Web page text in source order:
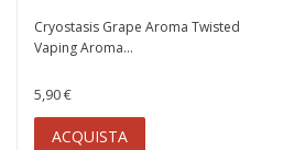
Cryostasis Grape Aroma Twisted
Vaping Aroma...
5,90 €
ACQUISTA